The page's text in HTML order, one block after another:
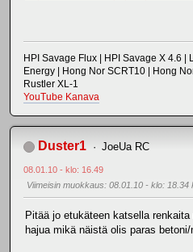
HPI Savage Flux | HPI Savage X 4.6 |
Energy | Hong Nor SCRT10 | Hong
Rustler XL-1
YouTube Kanava
Duster1 JoeUa RC
08.01.10 - klo: 16.49
Viimeisin muokkaus: 08.01.10 - klo: 18.34
Pitää jo etukäteen katsella
hajua mikä näistä olis paras